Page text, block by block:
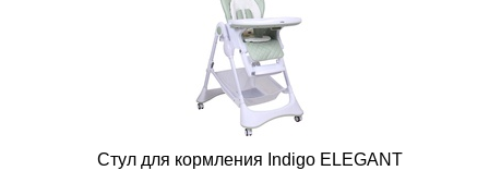
Стул для кормления Indigo ELEGANT